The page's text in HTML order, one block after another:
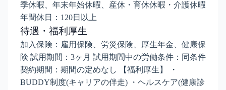
季休暇、年末年始休暇、産休・育休休暇・介護休暇
年間休日：120日以上
待遇・福利厚生
加入保険：雇用保険、労災保険、厚生年金、健康保
険 試用期間：3ヶ月 試用期間中の労働条件：同条件
契約期間：期間の定めなし 【福利厚生】 ・
BUDDY制度(キャリアの伴走) ・ヘルスケア(健康診